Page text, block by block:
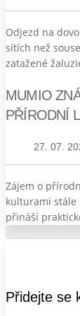
Odjezd na
sítích než
zatažené
MUMIO
PŘÍRODNÍ
27. 07.
Zájem o
kulturami stále
přináší
Přidejte se